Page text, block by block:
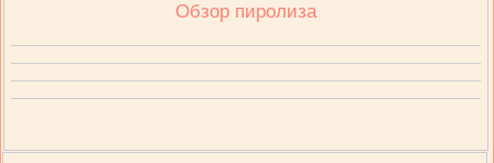
Обзор пиролиза